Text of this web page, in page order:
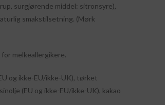
surgjørende middel: sitronsyre),
smakstilsetning. (Mørk
melkeallergikere.
og ikke-EU/ikke-UK), tørket
(EU og ikke-EU/ikke-UK), kakao